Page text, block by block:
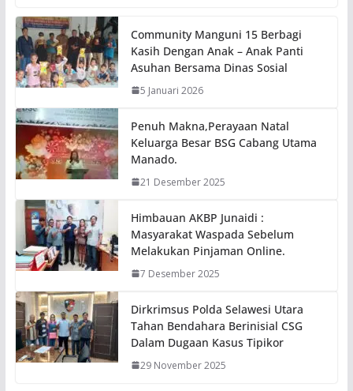
Community Manguni 15 Berbagi
Kasih Dengan Anak – Anak Panti
Asuhan Bersama Dinas Sosial
5 Januari 2026
Penuh Makna,Perayaan Natal
Keluarga Besar BSG Cabang Utama
Manado.
21 Desember 2025
Himbauan AKBP Junaidi :
Masyarakat Waspada Sebelum
Melakukan Pinjaman Online.
7 Desember 2025
Dirkrimsus Polda Selawesi Utara
Tahan Bendahara Berinisial CSG
Dalam Dugaan Kasus Tipikor
29 November 2025